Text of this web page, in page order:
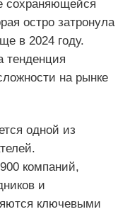
сохраняющейся
остро затронула
в 2024 году.
тенденция
на рынке
одной из
компаний,
и
ключевыми